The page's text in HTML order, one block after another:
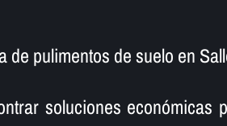
de pulimentos de suelo en
soluciones económicas